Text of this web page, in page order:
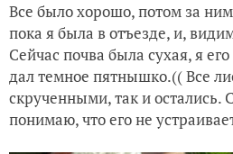
Все было хорошо, потом за
пока я была в отъезде, и,
Сейчас почва была сухая, я
дал темное пятнышко.(( Все
скрученными, так и остались.
понимаю, что его не